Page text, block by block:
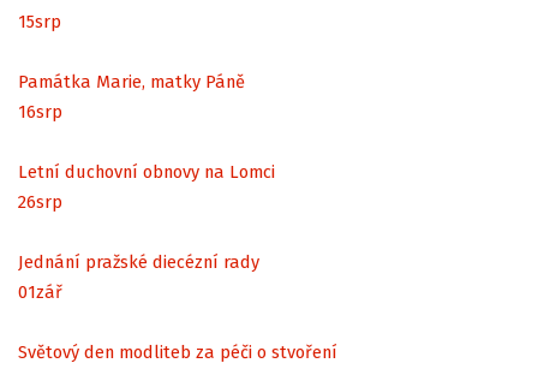
15srp
Památka Marie, matky Páně
16srp
Letní duchovní obnovy na Lomci
26srp
Jednání pražské diecézní rady
01zář
Světový den modliteb za péči o stvoření